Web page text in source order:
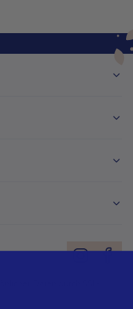
Daten durch SSL-